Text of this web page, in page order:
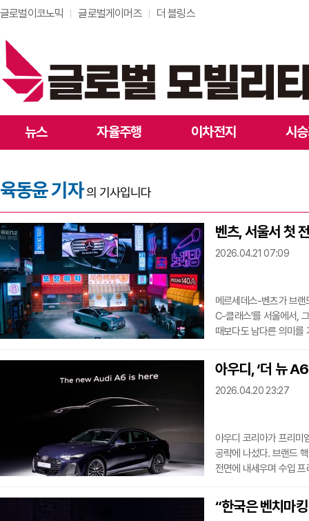
글로벌이코노믹 글로벌게이머즈 더 블링스
뉴스 자율주행 이차전지 시
육동윤 기자 의 기사입니다
벤츠, 서울서 첫
2026.04.21 07:09
메르세데스-벤츠가 브
C-클래스’를 서울에서,
때보다도 남다른 의미를
나섰다. C-클래스는 브
만큼, 이번 전동화 전환
받아들여진다.새 모델은
아우디, ‘더 뉴
2026.04.20 23:27
아우디 코리아가 프리미
공략에 나섰다. 브랜드
전면에 내세우며 수입
플랫폼을 기반으로 개발
끌어올린 것이 특징이
“한국은 벤치마